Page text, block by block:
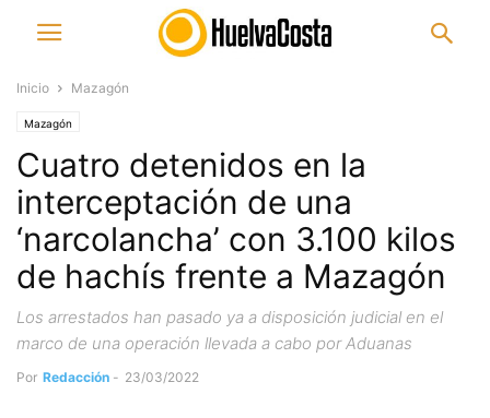
Inicio Mazagón
Mazagón
Cuatro detenidos en la
interceptación de una
‘narcolancha’ con 3.100 kilos
de hachís frente a Mazagón
Los arrestados han pasado ya a disposición judicial en el
marco de una operación llevada a cabo por Aduanas
Por Redacción - 23/03/2022